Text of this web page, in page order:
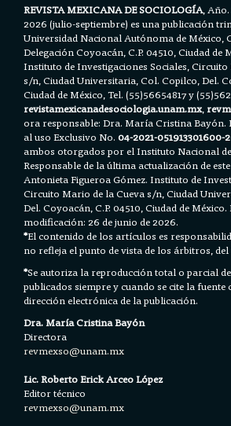
REVISTA MEXICANA DE SOCIOLOGÍA,
2026 (julio-septiembre) es una publicación
Universidad Nacional Autónoma de México,
Delegación Coyoacán, C.P. 04510, Ciudad de
Instituto de Investigaciones Sociales,
s/n, Ciudad Universitaria, Col. Copilco, Del.
Ciudad de México, Tel. (55)56654817 y
revistamexicanadesociologia.unam.mx,
ora responsable: Dra. María Cristina Bayón.
al uso Exclusivo No.04-2021-051913301600-
ambos otorgados por el Instituto Nacional
Responsable de la última actualización de
Antonieta Figueroa Gómez. Instituto de
Circuito Mario de la Cueva s/n, Ciudad
Del. Coyoacán, C.P. 04510, Ciudad de
modificación: 26 de junio de 2026.
*El contenido de los artículos es
no refleja el punto de vista de los árbitros,
*Se autoriza la reproducción total o parcial
publicados siempre y cuando se cite la
dirección electrónica de la publicación.
Dra. María Cristina Bayón
Directora
revmexso@unam.mx
Lic. Roberto Erick Arceo López
Editor técnico
revmexso@unam.mx